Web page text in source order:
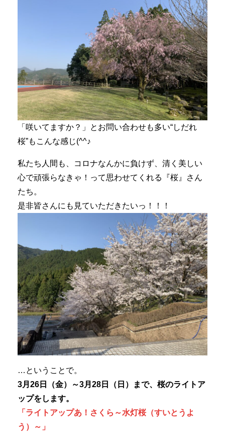
「咲いてますか？」とお問い合わせも多い“しだれ
桜”もこんな感じ(^^♪
私たち人間も、コロナなんかに負けず、清く美しい
心で頑張らなきゃ！って思わせてくれる『桜』さん
たち。
是非皆さんにも見ていただきたいっ！！！
…ということで。
3月26日（金）～3月28日（日）まで、桜のライトア
ップをします。
「ライトアップあ！さくら～水灯桜（すいとうよ
う）～」